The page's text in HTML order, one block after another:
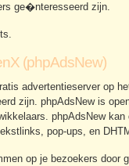
ge�nteresseerd zijn.
(phpAdsNew)
advertentieserver op
zijn. phpAdsNew is
phpAdsNew
pop-ups, en
op je bezoekers door